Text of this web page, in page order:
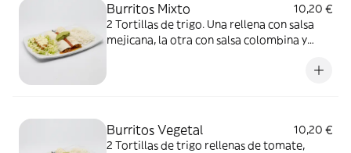
Burritos Mixto
10,20 €
2 Tortillas de trigo. Una rellena con salsa
mejicana, la otra con salsa colombina y
Burritos Vegetal
10,20 €
2 Tortillas de trigo rellenas de tomate,